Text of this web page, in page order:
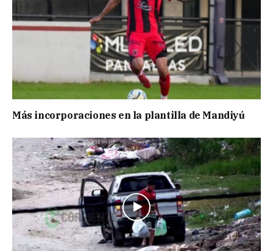
Más incorporaciones en la plantilla de Mandiyú